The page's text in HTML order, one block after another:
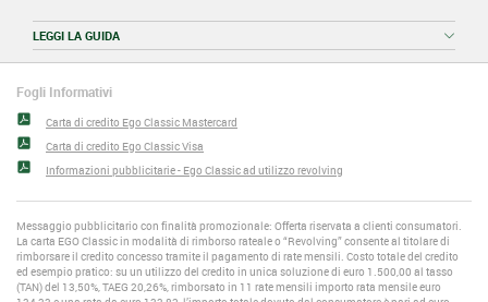
LEGGI LA GUIDA
Fogli Informativi
Carta di credito Ego Classic Mastercard
Carta di credito Ego Classic Visa
Informazioni pubblicitarie - Ego Classic ad utilizzo revolving
Messaggio pubblicitario con finalità promozionale: Offerta riservata a clienti consumatori.
La carta EGO Classic in modalità di rimborso rateale o “Revolving” consente al titolare di
rimborsare il credito concesso tramite il pagamento di rate mensili. Costo totale del credito
ed esempio pratico: su un utilizzo del credito in unica soluzione di euro 1.500,00 al tasso
(TAN) del 13,50%, TAEG 20,26%, rimborsato in 11 rate mensili importo rata mensile euro